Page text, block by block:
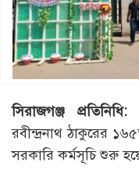
সিরাজগঞ্জ প্রতিনিধি:
রবীন্দ্রনাথ ঠাকুরের
সরকারি কর্মসূচি শুরু